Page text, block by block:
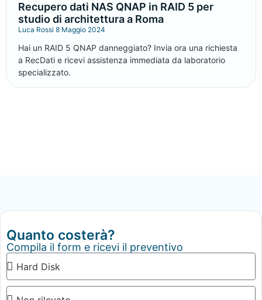
Recupero dati NAS QNAP in RAID 5 per
studio di architettura a Roma
Luca Rossi 8 Maggio 2024
Hai un RAID 5 QNAP danneggiato? Invia ora una richiesta
a RecDati e ricevi assistenza immediata da laboratorio
specializzato.
Quanto costerà?
Compila il form e ricevi il preventivo